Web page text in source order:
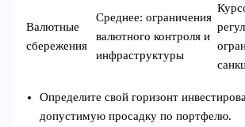
Валютные
сбережения
Среднее: ограничения
валютного контроля и
инфраструктуры
Определите свой горизонт
допустимую просадку по портфелю.